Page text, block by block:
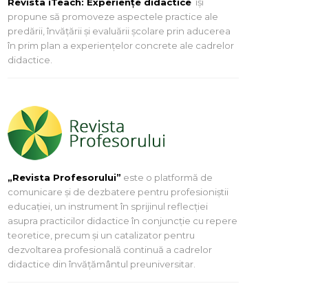
propune să promoveze aspectele practice ale
predării, învăţării şi evaluării şcolare prin aducerea
în prim plan a experienţelor concrete ale cadrelor
didactice.
„Revista Profesorului” este o platformă de
comunicare și de dezbatere pentru profesioniștii
educației, un instrument în sprijinul reflecției
asupra practicilor didactice în conjuncție cu repere
teoretice, precum și un catalizator pentru
dezvoltarea profesională continuă a cadrelor
didactice din învățământul preuniversitar.